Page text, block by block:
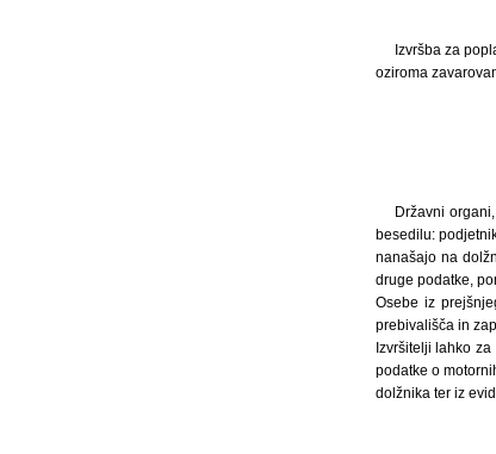
Izvršba za
oziroma
Državni
besedilu:
nanašajo na
druge podatke,
Osebe iz
prebivališča in
Izvršitelji lahko
podatke o
dolžnika ter iz